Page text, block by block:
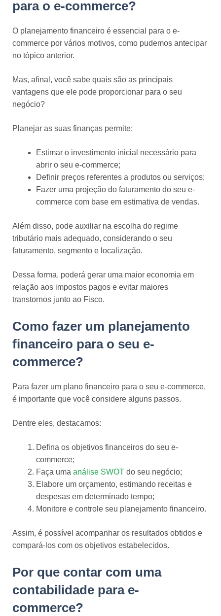
para o e-commerce?
O planejamento financeiro é essencial para o e-
commerce por vários motivos, como pudemos antecipar
no tópico anterior.
Mas, afinal, você sabe quais são as principais
vantagens que ele pode proporcionar para o seu
negócio?
Planejar as suas finanças permite:
Estimar o investimento inicial necessário para
abrir o seu e-commerce;
Definir preços referentes a produtos ou serviços;
Fazer uma projeção do faturamento do seu e-
commerce com base em estimativa de vendas.
Além disso, pode auxiliar na escolha do regime
tributário mais adequado, considerando o seu
faturamento, segmento e localização.
Dessa forma, poderá gerar uma maior economia em
relação aos impostos pagos e evitar maiores
transtornos junto ao Fisco.
Como fazer um planejamento
financeiro para o seu e-
commerce?
Para fazer um plano financeiro para o seu e-commerce,
é importante que você considere alguns passos.
Dentre eles, destacamos:
Defina os objetivos financeiros do seu e-
commerce;
Faça uma análise SWOT do seu negócio;
Elabore um orçamento, estimando receitas e
despesas em determinado tempo;
Monitore e controle seu planejamento financeiro.
Assim, é possível acompanhar os resultados obtidos e
compará-los com os objetivos estabelecidos.
Por que contar com uma
contabilidade para e-
commerce?